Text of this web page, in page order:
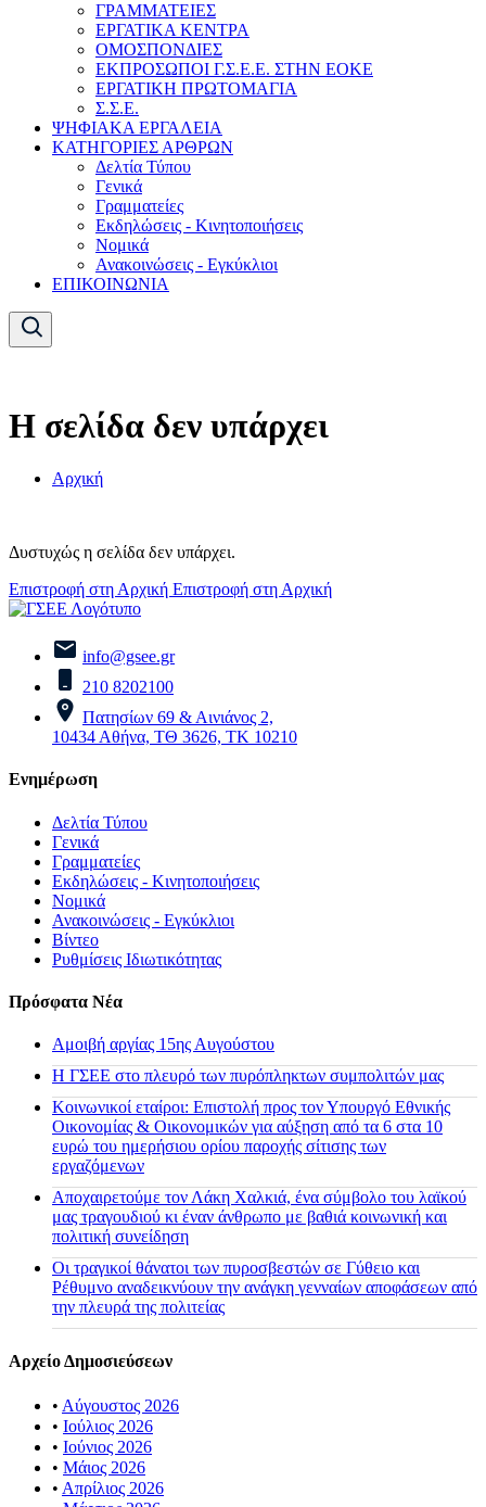
ΓΡΑΜΜΑΤΕΙΕΣ
ΕΡΓΑΤΙΚΑ ΚΕΝΤΡΑ
ΟΜΟΣΠΟΝΔΙΕΣ
ΕΚΠΡΟΣΩΠΟΙ Γ.Σ.Ε.Ε. ΣΤΗΝ ΕΟΚΕ
ΕΡΓΑΤΙΚΗ ΠΡΩΤΟΜΑΓΙΑ
Σ.Σ.Ε.
ΨΗΦΙΑΚΑ ΕΡΓΑΛΕΙΑ
ΚΑΤΗΓΟΡΙΕΣ ΑΡΘΡΩΝ
Δελτία Τύπου
Γενικά
Γραμματείες
Εκδηλώσεις - Κινητοποιήσεις
Νομικά
Ανακοινώσεις - Εγκύκλιοι
ΕΠΙΚΟΙΝΩΝΙΑ
Η σελίδα δεν υπάρχει
Αρχική
Δυστυχώς η σελίδα δεν υπάρχει.
Επιστροφή στη Αρχική Επιστροφή στη Αρχική
info@gsee.gr
210 8202100
Πατησίων 69 & Αινιάνος 2,
10434 Αθήνα, ΤΘ 3626, ΤΚ 10210
Ενημέρωση
Δελτία Τύπου
Γενικά
Γραμματείες
Εκδηλώσεις - Κινητοποιήσεις
Νομικά
Ανακοινώσεις - Εγκύκλιοι
Βίντεο
Ρυθμίσεις Ιδιωτικότητας
Πρόσφατα Νέα
Αμοιβή αργίας 15ης Αυγούστου
H ΓΣΕΕ στο πλευρό των πυρόπληκτων συμπολιτών μας
Κοινωνικοί εταίροι: Επιστολή προς τον Υπουργό Εθνικής
Οικονομίας & Οικονομικών για αύξηση από τα 6 στα 10
ευρώ του ημερήσιου ορίου παροχής σίτισης των
εργαζόμενων
Αποχαιρετούμε τον Λάκη Χαλκιά, ένα σύμβολο του λαϊκού
μας τραγουδιού κι έναν άνθρωπο με βαθιά κοινωνική και
πολιτική συνείδηση
Οι τραγικοί θάνατοι των πυροσβεστών σε Γύθειο και
Ρέθυμνο αναδεικνύουν την ανάγκη γενναίων αποφάσεων από
την πλευρά της πολιτείας
Αρχείο Δημοσιεύσεων
• Αύγουστος 2026
• Ιούλιος 2026
• Ιούνιος 2026
• Μάιος 2026
• Απρίλιος 2026